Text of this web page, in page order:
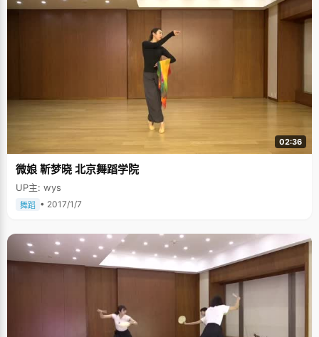
02:36
微娘 靳梦晓 北京舞蹈学院
UP主: wys
舞蹈 • 2017/1/7